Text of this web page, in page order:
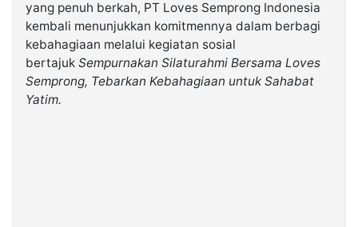
Kabarbaru.co
2026
yang penuh berkah, PT Loves Semprong Indonesia
kembali menunjukkan komitmennya dalam berbagi
kebahagiaan melalui kegiatan sosial
bertajuk Sempurnakan Silaturahmi Bersama Loves
Semprong, Tebarkan Kebahagiaan untuk Sahabat
Yatim.